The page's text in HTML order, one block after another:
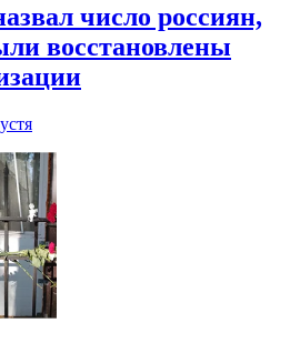
число россиян,
восстановлены